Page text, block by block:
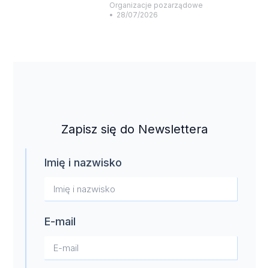
Organizacje pozarządowe
28/07/2026
Zapisz się do Newslettera
Imię i nazwisko
E-mail